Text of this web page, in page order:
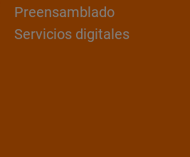
Preensamblado
Servicios digitales